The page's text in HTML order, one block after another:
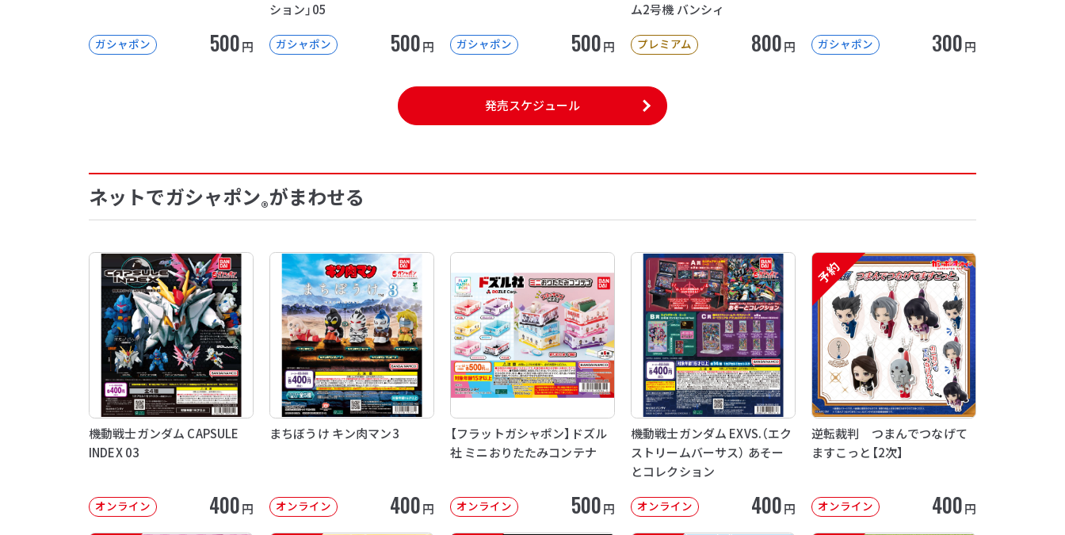
ガシャポン 500円
ション」05
ガシャポン 500円 ガシャポン 500円
ム2号機 バンシィ
プレミアム 800円 ガシャポン 300円
発売スケジュール
ネットでガシャポン®がまわせる
機動戦士ガンダム CAPSULE
INDEX 03
オンライン 400円
まちぼうけ キン肉マン3
オンライン 400円
【フラットガシャポン】ドズル
社 ミニおりたたみコンテナ
オンライン 500円
機動戦士ガンダム EXVS.（エク
ストリームバーサス） あそー
とコレクション
オンライン 400円
予約
逆転裁判 つまんでつなげて
ますこっと【2次】
オンライン 400円